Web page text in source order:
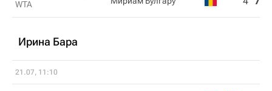
WTA
Ирина Бара
21.07, 11:10